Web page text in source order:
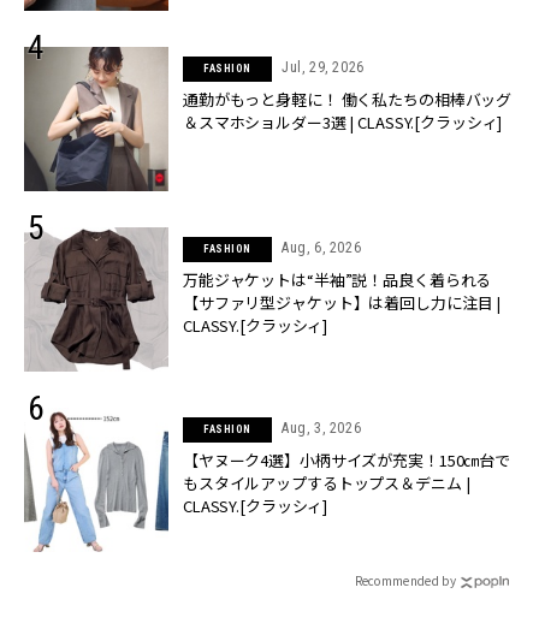
FASHION Jul, 29, 2026
通勤がもっと身軽に！ 働く私たちの相棒バッグ
＆スマホショルダー3選 | CLASSY.[クラッシィ]
FASHION Aug, 6, 2026
万能ジャケットは“半袖”説！品良く着られる
【サファリ型ジャケット】は着回し力に注目 |
CLASSY.[クラッシィ]
FASHION Aug, 3, 2026
【ヤヌーク4選】小柄サイズが充実！150㎝台で
もスタイルアップするトップス＆デニム |
CLASSY.[クラッシィ]
Recommended by